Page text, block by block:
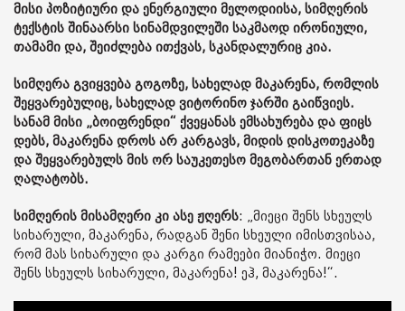
მისი პოზიტიური და ენერგიული მელოდიისა, სიმღერის
ტექსტის შინაარსი სინამდვილეში საკმაოდ ირონიული,
თამამი და, შეიძლება ითქვას, სკანდალურიც კია.
სიმღერა გვიყვება გოგოზე, სახელად მაკარენა, რომლის
შეყვარებულიც, სახელად ვიტორინო ჯარში გაიწვიეს.
სანამ მისი „ბოიფრენდი“ ქვეყანას ემსახურება და ფიცს
დებს, მაკარენა დროს არ კარგავს, მიდის დისკოთეკაზე
და შეყვარებულს მის ორ საუკეთესო მეგობართან ერთად
ღალატობს.
სიმღერის მისამღერი კი ასე ჟღერს: „მიეცი შენს სხეულს
სიხარული, მაკარენა, რადგან შენი სხეული იმისთვისაა,
რომ მას სიხარული და კარგი რამეები მიანიჭო. მიეცი
შენს სხეულს სიხარული, მაკარენა! ეჰ, მაკარენა!“.